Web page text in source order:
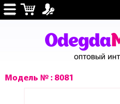
Модель № : 8081